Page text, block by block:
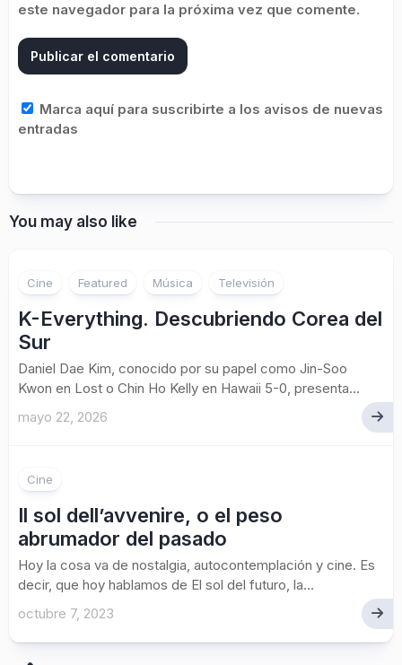
este navegador para la próxima vez que comente.
Marca aquí para suscribirte a los avisos de nuevas
entradas
You may also like
Cine Featured Música Televisión
K-Everything. Descubriendo Corea del
Sur
Daniel Dae Kim, conocido por su papel como Jin-Soo
Kwon en Lost o Chin Ho Kelly en Hawaii 5-0, presenta...
mayo 22, 2026
Cine
Il sol dell’avvenire, o el peso
abrumador del pasado
Hoy la cosa va de nostalgia, autocontemplación y cine. Es
decir, que hoy hablamos de El sol del futuro, la...
octubre 7, 2023